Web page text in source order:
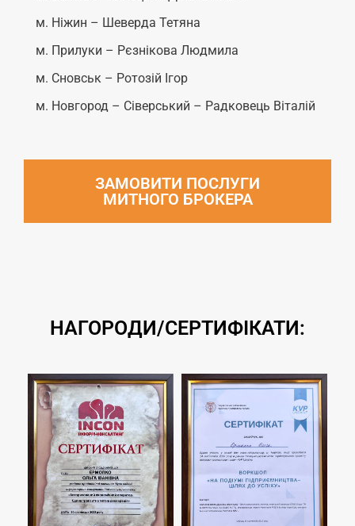
м. Ніжин – Шеверда Тетяна
м. Прилуки – Рєзнікова Людмила
м. Сновськ – Ротозій Ігор
м. Новгород – Сіверський – Радковець Віталій
ЗАМОВИТИ ПОСЛУГИ
МИТНОГО БРОКЕРА
НАГОРОДИ/СЕРТИФІКАТИ: